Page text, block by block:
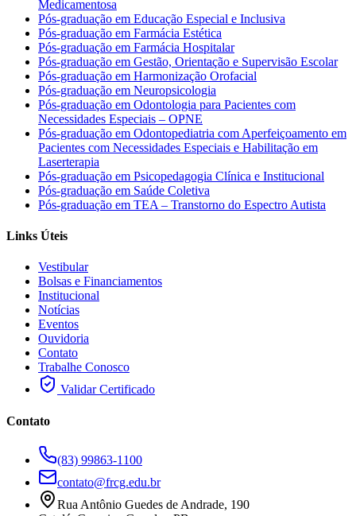
Medicamentosa
Pós-graduação em Educação Especial e Inclusiva
Pós-graduação em Farmácia Estética
Pós-graduação em Farmácia Hospitalar
Pós-graduação em Gestão, Orientação e Supervisão Escolar
Pós-graduação em Harmonização Orofacial
Pós-graduação em Neuropsicologia
Pós-graduação em Odontologia para Pacientes com
Necessidades Especiais – OPNE
Pós-graduação em Odontopediatria com Aperfeiçoamento em
Pacientes com Necessidades Especiais e Habilitação em
Laserterapia
Pós-graduação em Psicopedagogia Clínica e Institucional
Pós-graduação em Saúde Coletiva
Pós-graduação em TEA – Transtorno do Espectro Autista
Links Úteis
Vestibular
Bolsas e Financiamentos
Institucional
Notícias
Eventos
Ouvidoria
Contato
Trabalhe Conosco
Validar Certificado
Contato
(83) 99863-1100
contato@frcg.edu.br
Rua Antônio Guedes de Andrade, 190